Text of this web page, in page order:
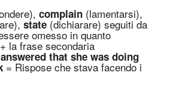
complain (lamentarsi),
state (dichiarare) seguiti da
omesso in quanto
la frase secondaria
that she was doing
= Rispose che stava facendo i